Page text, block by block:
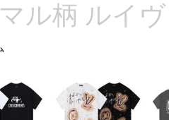
ル柄 ルイ